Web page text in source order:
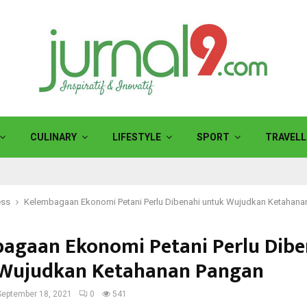
CULINARY LIFESTYLE SPORT
Kelembagaan Ekonomi Petani Perlu Dibenahi untuk Wujudkan
Ekonomi Petani Perlu
Ketahanan Pangan
18, 2021 0 541